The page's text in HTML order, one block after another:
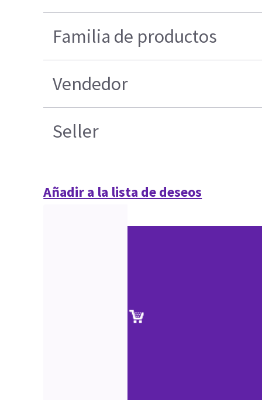
Familia de productos
Vendedor
Seller
Añadir a la lista de deseos